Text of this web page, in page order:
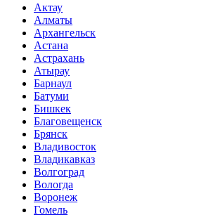
Актау
Алматы
Архангельск
Астана
Астрахань
Атырау
Барнаул
Батуми
Бишкек
Благовещенск
Брянск
Владивосток
Владикавказ
Волгоград
Вологда
Воронеж
Гомель